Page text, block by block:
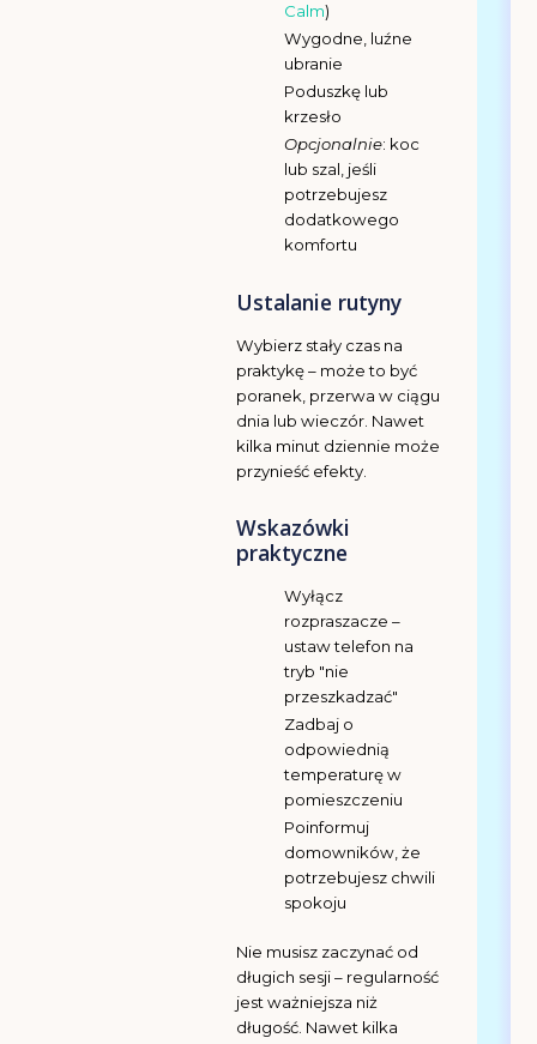
Calm)
Wygodne, luźne
ubranie
Poduszkę lub
krzesło
Opcjonalnie: koc
lub szal, jeśli
potrzebujesz
dodatkowego
komfortu
Ustalanie rutyny
Wybierz stały czas na
praktykę – może to być
poranek, przerwa w ciągu
dnia lub wieczór. Nawet
kilka minut dziennie może
przynieść efekty.
Wskazówki
praktyczne
Wyłącz
rozpraszacze –
ustaw telefon na
tryb "nie
przeszkadzać"
Zadbaj o
odpowiednią
temperaturę w
pomieszczeniu
Poinformuj
domowników, że
potrzebujesz chwili
spokoju
Nie musisz zaczynać od
długich sesji – regularność
jest ważniejsza niż
długość. Nawet kilka